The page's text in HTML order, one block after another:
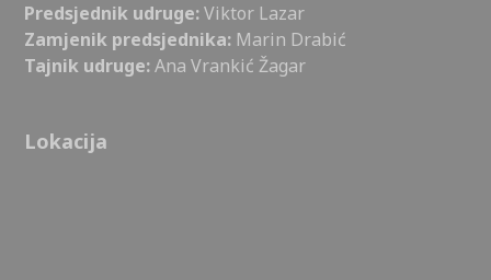
Predsjednik udruge:Viktor Lazar
Zamjenik predsjednika: Marin Drabić
Tajnik udruge:Ana Vrankić Žagar
Lokacija